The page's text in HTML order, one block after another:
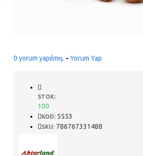
0 yorum yapılmış. - Yorum Yap
STOK:
100
KOD: 5553
SKU: 786767331488